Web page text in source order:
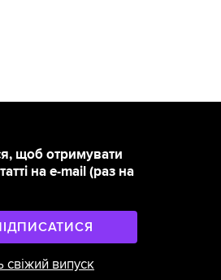
щоб отримувати
на e-mail (раз на
свіжий випуск